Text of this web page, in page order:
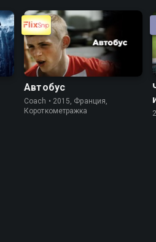
Автобус
Coach • 2015, Франция,
Короткометражка